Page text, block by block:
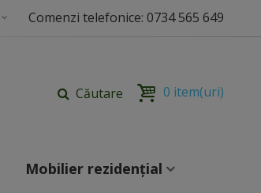
Comenzi telefonice: 0734 565 649
Căutare 0 item(uri)
Mobilier rezidențial